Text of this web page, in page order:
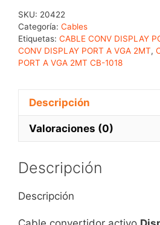
SKU: 20422
Categoría: Cables
Etiquetas: CABLE CONV DISPLAY
CONV DISPLAY PORT A VGA 2MT,
PORT A VGA 2MT CB-1018
Descripción
Valoraciones (0)
Descripción
Descripción